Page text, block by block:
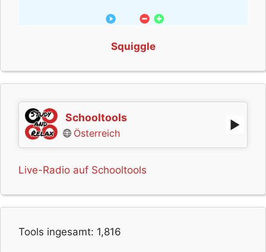
Squiggle
Schooltools
Österreich
Live-Radio auf Schooltools
Tools ingesamt: 1,816